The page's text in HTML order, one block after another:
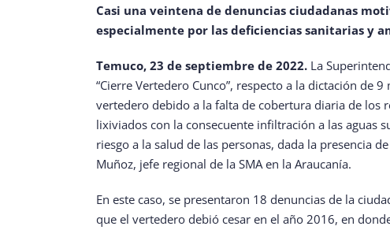
Casi una veintena de denuncias ciudadanas
especialmente por las deficiencias sanitarias y
Temuco, 23 de septiembre de 2022. La
“Cierre Vertedero Cunco”, respecto a la dictación
vertedero debido a la falta de cobertura diaria de
lixiviados con la consecuente infiltración a las aguas
riesgo a la salud de las personas, dada la presencia
Muñoz, jefe regional de la SMA en la Araucanía.
En este caso, se presentaron 18 denuncias de la
que el vertedero debió cesar en el año 2016, en